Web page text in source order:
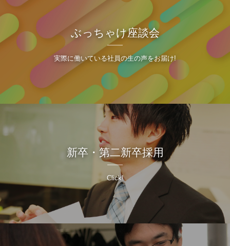
ぶっちゃけ座談会
実際に働いている社員の生の声をお届け!
新卒・第二新卒採用
Click!